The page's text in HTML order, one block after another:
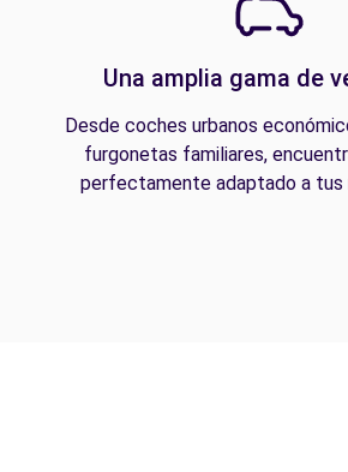
Una amplia gama de
Desde coches urbanos
furgonetas familiares,
perfectamente adaptado a tus